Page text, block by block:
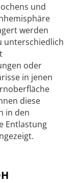
und
werden
unterschiedlich
oder
in jenen
diese
in den
Entlastung